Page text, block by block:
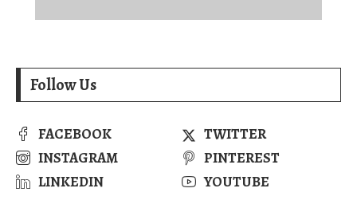
Follow Us
FACEBOOK
TWITTER
INSTAGRAM
PINTEREST
LINKEDIN
YOUTUBE